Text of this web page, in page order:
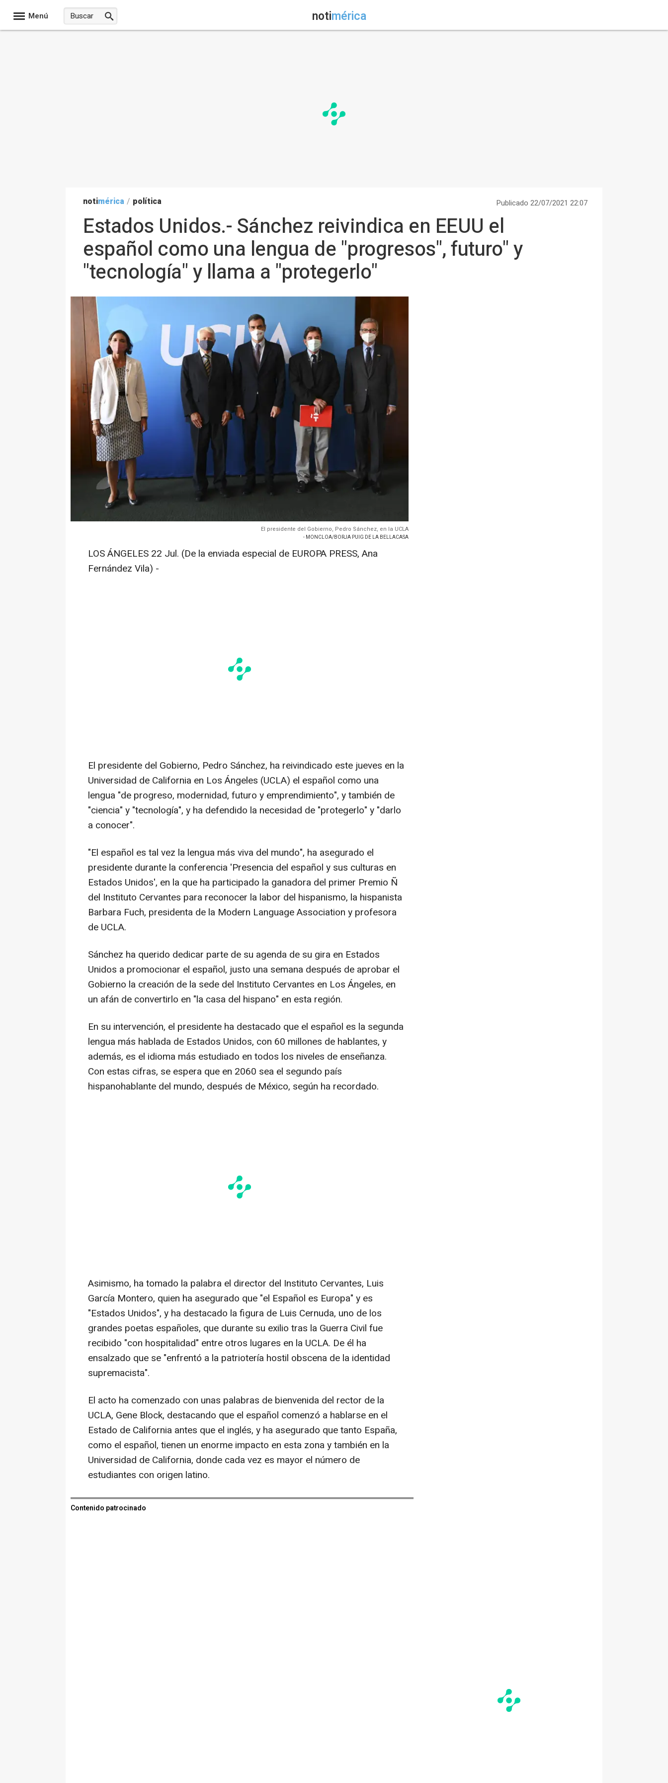
Menú notimérica
notimérica / política Publicado 22/07/2021 22:07
Estados Unidos.- Sánchez reivindica en EEUU el
español como una lengua de "progresos", futuro" y
"tecnología" y llama a "protegerlo"
El presidente del Gobierno, Pedro Sánchez, en la UCLA
- MONCLOA/BORJA PUIG DE LA BELLACASA
LOS ÁNGELES 22 Jul. (De la enviada especial de EUROPA PRESS, Ana
Fernández Vila) -
El presidente del Gobierno, Pedro Sánchez, ha reivindicado este jueves en la
Universidad de California en Los Ángeles (UCLA) el español como una
lengua "de progreso, modernidad, futuro y emprendimiento", y también de
"ciencia" y "tecnología", y ha defendido la necesidad de "protegerlo" y "darlo
a conocer".
"El español es tal vez la lengua más viva del mundo", ha asegurado el
presidente durante la conferencia 'Presencia del español y sus culturas en
Estados Unidos', en la que ha participado la ganadora del primer Premio Ñ
del Instituto Cervantes para reconocer la labor del hispanismo, la hispanista
Barbara Fuch, presidenta de la Modern Language Association y profesora
de UCLA.
Sánchez ha querido dedicar parte de su agenda de su gira en Estados
Unidos a promocionar el español, justo una semana después de aprobar el
Gobierno la creación de la sede del Instituto Cervantes en Los Ángeles, en
un afán de convertirlo en "la casa del hispano" en esta región.
En su intervención, el presidente ha destacado que el español es la segunda
lengua más hablada de Estados Unidos, con 60 millones de hablantes, y
además, es el idioma más estudiado en todos los niveles de enseñanza.
Con estas cifras, se espera que en 2060 sea el segundo país
hispanohablante del mundo, después de México, según ha recordado.
Asimismo, ha tomado la palabra el director del Instituto Cervantes, Luis
García Montero, quien ha asegurado que "el Español es Europa" y es
"Estados Unidos", y ha destacado la figura de Luis Cernuda, uno de los
grandes poetas españoles, que durante su exilio tras la Guerra Civil fue
recibido "con hospitalidad" entre otros lugares en la UCLA. De él ha
ensalzado que se "enfrentó a la patriotería hostil obscena de la identidad
supremacista".
El acto ha comenzado con unas palabras de bienvenida del rector de la
UCLA, Gene Block, destacando que el español comenzó a hablarse en el
Estado de California antes que el inglés, y ha asegurado que tanto España,
como el español, tienen un enorme impacto en esta zona y también en la
Universidad de California, donde cada vez es mayor el número de
estudiantes con origen latino.
Contenido patrocinado